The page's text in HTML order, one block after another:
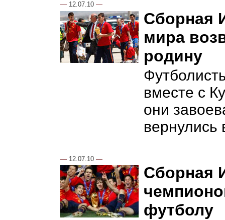
— 12.07.10 —
Сборная
мира
родину
вместе с
они
— 12.07.10 —
Сборная
футболу